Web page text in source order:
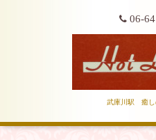
06-
武庫川駅 癒し